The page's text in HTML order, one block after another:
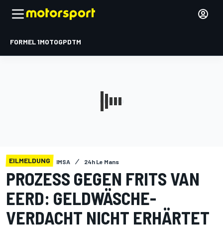
FORMEL 1MOTOGPDTM
EILMELDUNG IMSA 24h Le Mans
PROZESS GEGEN FRITS VAN
EERD: GELDWÄSCHE-
VERDACHT NICHT ERHÄRTET